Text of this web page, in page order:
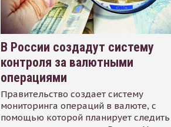
В России создадут систему
контроля за валютными
операциями
Правительство создает систему
мониторинга операций в валюте, с
помощью которой планирует следить